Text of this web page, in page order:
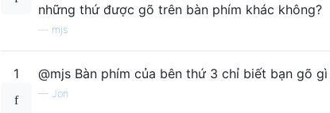
những thứ được gõ trên bàn phím khác không?
mjs
1 @mjs Bàn phím của bên thứ 3 chỉ biết bạn gõ
— Jon